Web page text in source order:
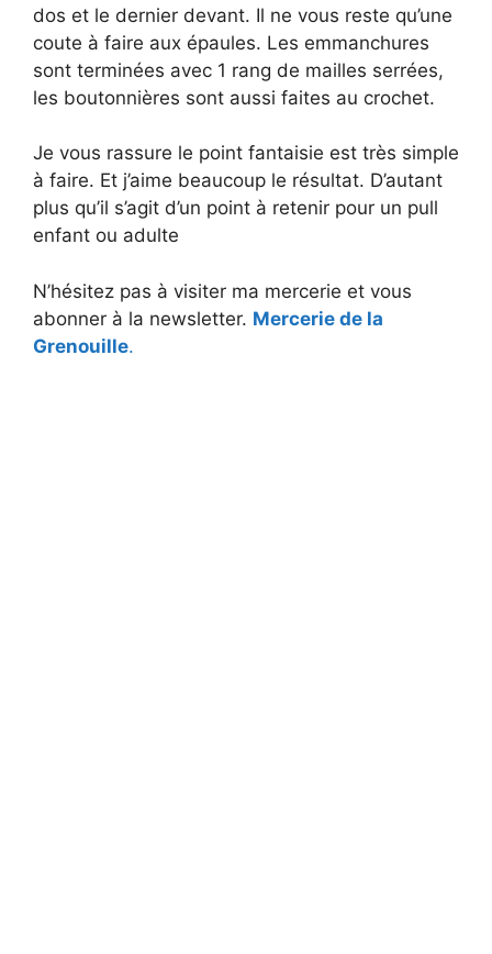
dos et le dernier devant. Il ne vous reste qu’une
coute à faire aux épaules. Les emmanchures
sont terminées avec 1 rang de mailles serrées,
les boutonnières sont aussi faites au crochet.
Je vous rassure le point fantaisie est très simple
à faire. Et j’aime beaucoup le résultat. D’autant
plus qu’il s’agit d’un point à retenir pour un pull
enfant ou adulte
N’hésitez pas à visiter ma mercerie et vous
abonner à la newsletter. Mercerie de la
Grenouille.